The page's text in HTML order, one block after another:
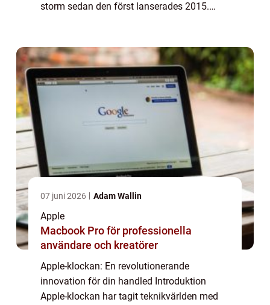
storm sedan den först lanserades 2015.
olika fun...
07 juni 2026 Adam Wallin
Apple
Macbook Pro för professionella
användare och kreatörer
Apple-klockan: En revolutionerande
innovation för din handled Introduktion
Apple-klockan har tagit teknikvärlden med